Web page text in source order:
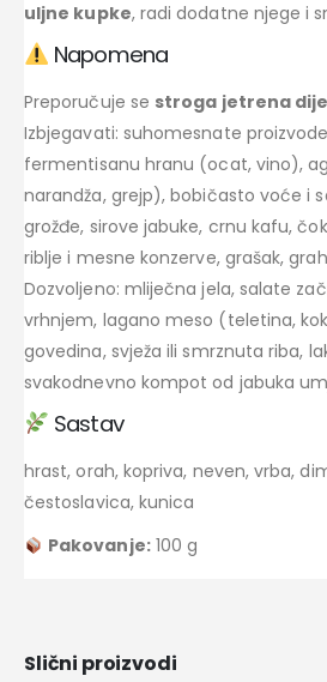
uljne kupke, radi dodatne njege i
Napomena
Preporučuje se stroga jetrena
Izbjegavati: suhomesnate
fermentisanu hranu (ocat, vino),
narandža, grejp), bobičasto voće i
grožđe, sirove jabuke, crnu kafu,
riblje i mesne konzerve, grašak,
Dozvoljeno: mliječna jela, salate
vrhnjem, lagano meso (teletina,
govedina, svježa ili smrznuta riba,
svakodnevno kompot od jabuka
Sastav
hrast, orah, kopriva, neven, vrba,
čestoslavica, kunica
Pakovanje:100 g
Slični proizvodi